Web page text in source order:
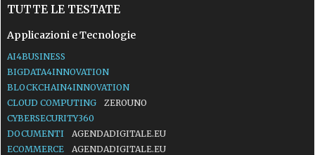
TUTTE LE TESTATE
Applicazioni e Tecnologie
AI4BUSINESS
BIGDATA4INNOVATION
BLOCKCHAIN4INNOVATION
CLOUD COMPUTING
ZEROUNO
CYBERSECURITY360
DOCUMENTI
AGENDADIGITALE.EU
ECOMMERCE
AGENDADIGITALE.EU